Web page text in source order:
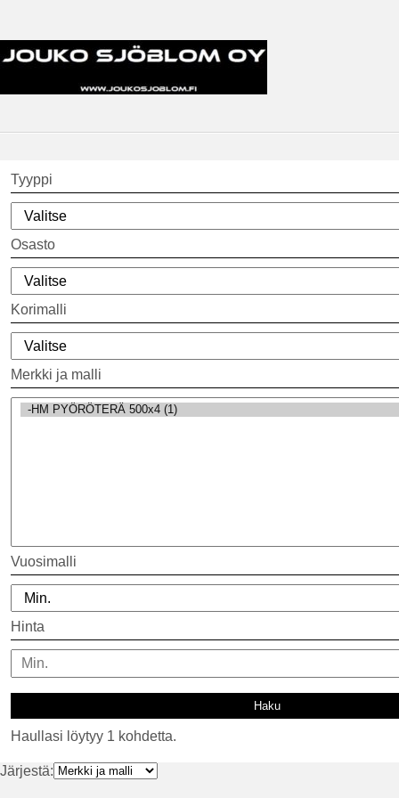
Tyyppi
Osasto
Korimalli
Merkki ja malli
Vuosimalli
Hinta
Haullasi löytyy 1 kohdetta.
Järjestä: